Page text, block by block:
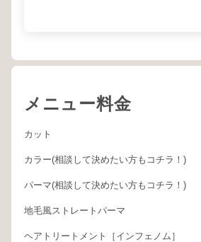
メニュー料金
カット
カラー(相談して決めたい方もコチラ！)
パーマ(相談して決めたい方もコチラ！)
地毛風ストレートパーマ
ヘアトリートメント［インフェノム］